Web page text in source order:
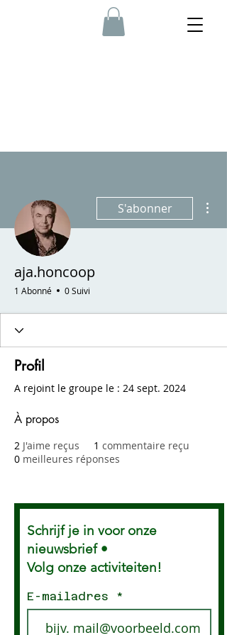
S'abonner
aja.honcoop
1 Abonné 0 Suivi
Profil
A rejoint le groupe le : 24 sept. 2024
À propos
2 J'aime reçus 1 commentaire reçu
0 meilleures réponses
Schrijf je in voor onze
nieuwsbrief •
Volg onze activiteiten!
E-mailadres